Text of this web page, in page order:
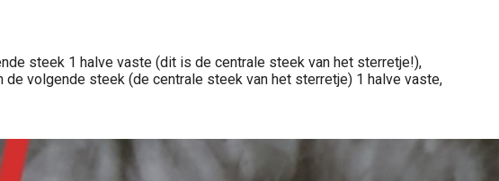
steek 1 halve vaste (dit is de centrale steek van het sterretje!),
volgende steek (de centrale steek van het sterretje) 1 halve vaste,